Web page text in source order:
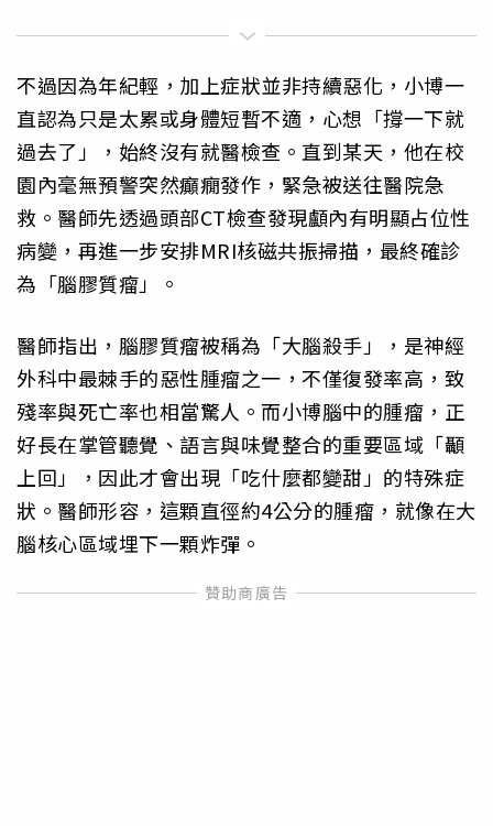
不過因為年紀輕，加上症狀並非持續惡化，小博一
直認為只是太累或身體短暫不適，心想「撐一下就
過去了」，始終沒有就醫檢查。直到某天，他在校
園內毫無預警突然癲癇發作，緊急被送往醫院急
救。醫師先透過頭部CT檢查發現顱內有明顯占位性
病變，再進一步安排MRI核磁共振掃描，最終確診
為「腦膠質瘤」。
醫師指出，腦膠質瘤被稱為「大腦殺手」，是神經
外科中最棘手的惡性腫瘤之一，不僅復發率高，致
殘率與死亡率也相當驚人。而小博腦中的腫瘤，正
好長在掌管聽覺、語言與味覺整合的重要區域「顳
上回」，因此才會出現「吃什麼都變甜」的特殊症
狀。醫師形容，這顆直徑約4公分的腫瘤，就像在大
腦核心區域埋下一顆炸彈。